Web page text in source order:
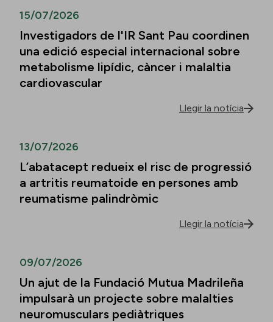
15/07/2026
Investigadors de l'IR Sant Pau coordinen
una edició especial internacional sobre
metabolisme lipídic, càncer i malaltia
cardiovascular
Llegir la notícia
13/07/2026
L’abatacept redueix el risc de progressió
a artritis reumatoide en persones amb
reumatisme palindròmic
Llegir la notícia
09/07/2026
Un ajut de la Fundació Mutua Madrileña
impulsarà un projecte sobre malalties
neuromusculars pediàtriques